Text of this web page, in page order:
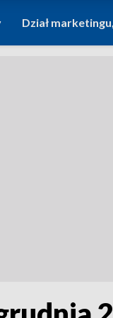
Dział